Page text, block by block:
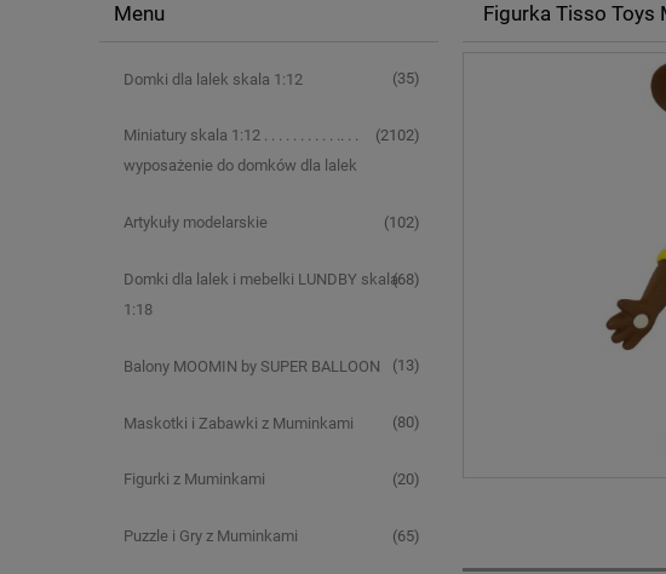
Menu
Domki dla lalek skala 1:12 (35)
Miniatury skala 1:12 . . . . . . . . . . .. . .
wyposażenie do domków dla lalek
(2102)
Artykuły modelarskie (102)
Domki dla lalek i mebelki LUNDBY skala
1:18
(68)
Balony MOOMIN by SUPER BALLOON (13)
Maskotki i Zabawki z Muminkami (80)
Figurki z Muminkami (20)
Puzzle i Gry z Muminkami (65)
Figurka Tisso Toys